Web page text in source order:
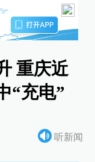
重庆近
“充电”
听新闻